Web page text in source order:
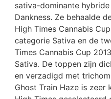
sativa-dominante
Dankness. Ze behaalde
High Times Cannabis
categorie Sativa en de
Times Cannabis Cup
Sativa. De toppen zijn
en verzadigd met
Ghost Train Haze is